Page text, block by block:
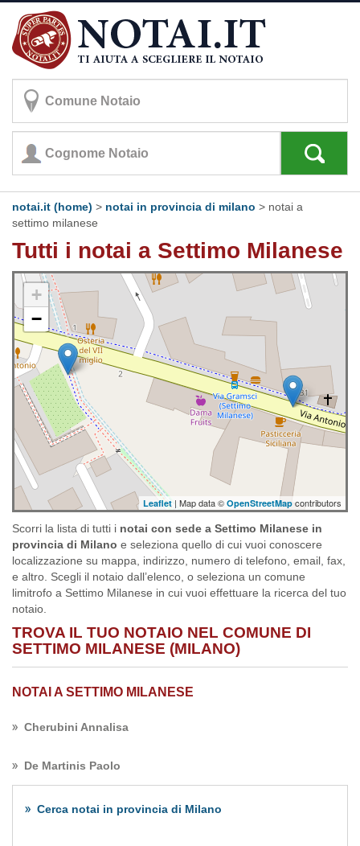
notai.it (home) > notai in provincia di milano > notai a
settimo milanese
Tutti i notai a Settimo Milanese
+
−
Leaflet | Map data © OpenStreetMap contributors
Scorri la lista di tutti i notai con sede a Settimo Milanese in
provincia di Milano e seleziona quello di cui vuoi conoscere
localizzazione su mappa, indirizzo, numero di telefono, email, fax,
e altro. Scegli il notaio dall’elenco, o seleziona un comune
limitrofo a Settimo Milanese in cui vuoi effettuare la ricerca del tuo
notaio.
TROVA IL TUO NOTAIO NEL COMUNE DI
SETTIMO MILANESE (MILANO)
NOTAI A SETTIMO MILANESE
Cherubini Annalisa
De Martinis Paolo
Cerca notai in provincia di Milano